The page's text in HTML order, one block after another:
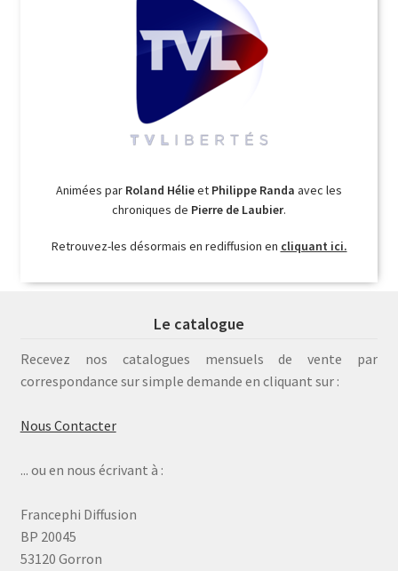
Animées par Roland Hélieet Philippe Randa avec les
chroniques de Pierre de Laubier.
Retrouvez-les désormais en rediffusion en cliquant ici.
Le catalogue
Recevez nos catalogues mensuels de vente par
correspondance sur simple demande en cliquant sur :
Nous Contacter
... ou en nous écrivant à :
Francephi Diffusion
BP 20045
53120 Gorron